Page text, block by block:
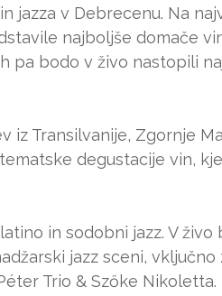
jazza v Debrecenu. Na
najboljše domače
pa bodo v živo nastopili
iz Transilvanije, Zgornje
degustacije vin,
in sodobni jazz. V
jazz sceni,
Trio & Szőke Nikoletta.